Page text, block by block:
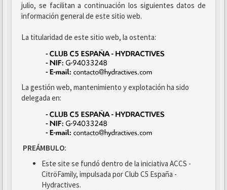
julio, se facilitan a continuación los siguientes datos de
información general de este sitio web.
La titularidad de este sitio web, la ostenta:
La gestión web, mantenimiento y explotación ha sido
delegada en:
PREÁMBULO:
Este site se fundó dentro de la iniciativa ACCS -
CitröFamily, impulsada por Club C5 España -
Hydractives.